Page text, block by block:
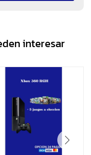
interesar